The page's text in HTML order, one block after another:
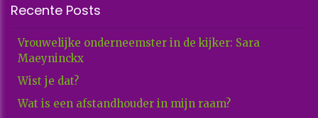
Recente Posts
Vrouwelijke onderneemster in de kijker: Sara
Maeyninckx
Wist je dat?
Wat is een afstandhouder in mijn raam?